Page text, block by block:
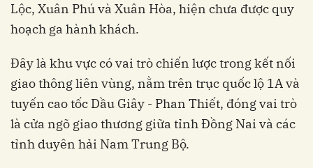
Lộc, Xuân Phú và Xuân Hòa, hiện chưa được quy
hoạch ga hành khách.
Đây là khu vực có vai trò chiến lược trong kết nối
giao thông liên vùng, nằm trên trục quốc lộ 1A và
tuyến cao tốc Dầu Giây - Phan Thiết, đóng vai trò
là cửa ngõ giao thương giữa tỉnh Đồng Nai và các
tỉnh duyên hải Nam Trung Bộ.